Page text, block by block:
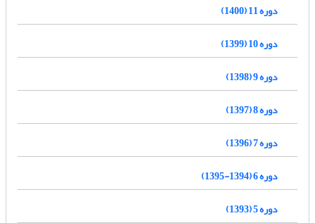
دوره 11 (1400)
دوره 10 (1399)
دوره 9 (1398)
دوره 8 (1397)
دوره 7 (1396)
دوره 6 (1394-1395)
دوره 5 (1393)